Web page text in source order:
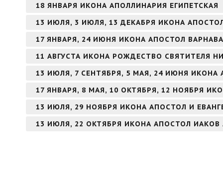
18 ЯНВАРЯ ИКОНА АПОЛЛИНАРИЯ ЕГИПЕТСКАЯ
13 ИЮЛЯ, 3 ИЮЛЯ, 13 ДЕКАБРЯ ИКОНА
17 ЯНВАРЯ, 24 ИЮНЯ ИКОНА АПОСТОЛ ВАРНАВА
11 АВГУСТА ИКОНА РОЖДЕСТВО СВЯТИТЕЛЯ
13 ИЮЛЯ, 7 СЕНТЯБРЯ, 5 МАЯ, 24 ИЮНЯ
17 ЯНВАРЯ, 8 МАЯ, 10 ОКТЯБРЯ, 12 НОЯБРЯ
13 ИЮЛЯ, 29 НОЯБРЯ ИКОНА АПОСТОЛ И
13 ИЮЛЯ, 22 ОКТЯБРЯ ИКОНА АПОСТОЛ ИАКОВ